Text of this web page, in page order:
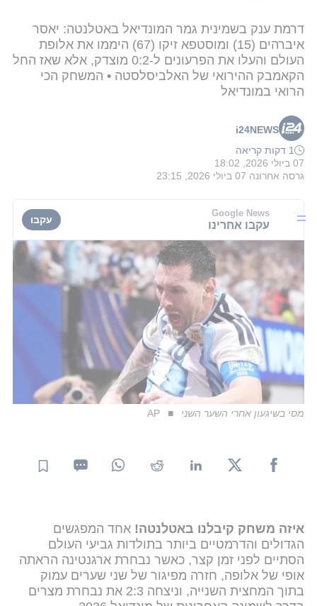
דרמת ענק בשמינית גמר המונדיאל באטלנטה: יאסר
איברהים (15) ומוסטפא זיקו (67) היממו את אלופת
העולם והעלו את הפרעונים ל-0:2 מוצדק, אלא שאז החל
הקאמבק ההירואי של האלביסלסטה • המשחק הכי
הרואי במונדיאל
i24NEWS
1 דקות קריאה
07 ביולי 2026, 18:02
גרסה אחרונה 07 ביולי 2026, 23:15
Google News
עקבו אחרינו עקבו
מסי בשיגעון אחרי השער השני AP
איזה משחק קיבלנו באטלנטה! אחד המפגשים
הגדולים והדרמטיים ביותר בתולדות גביעי העולם
הסתיים לפני זמן קצר, כאשר נבחרת ארגנטינה הראתה
אופי של אלופה, חזרה מפיגור של שני שערים עמוק
בתוך המחצית השנייה, וניצחה 2:3 את נבחרת מצרים